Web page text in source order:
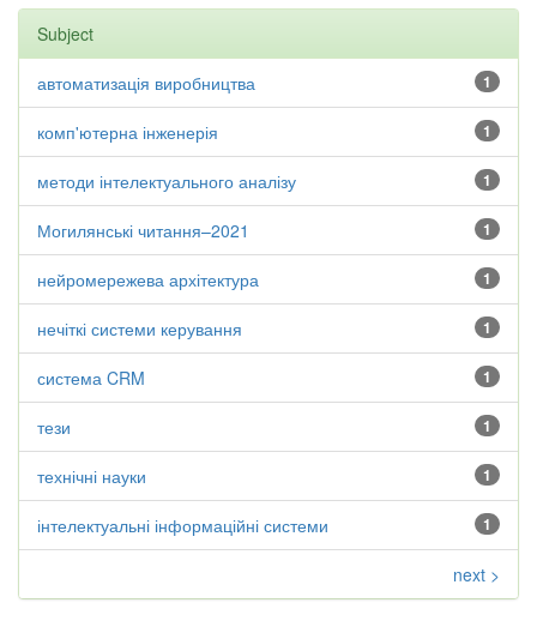
Subject
1
автоматизація виробництва
1
комп'ютерна інженерія
1
методи інтелектуального аналізу
1
Могилянські читання–2021
1
нейромережева архітектура
1
нечіткі системи керування
1
система CRM
1
тези
1
технічні науки
1
інтелектуальні інформаційні системи
next >